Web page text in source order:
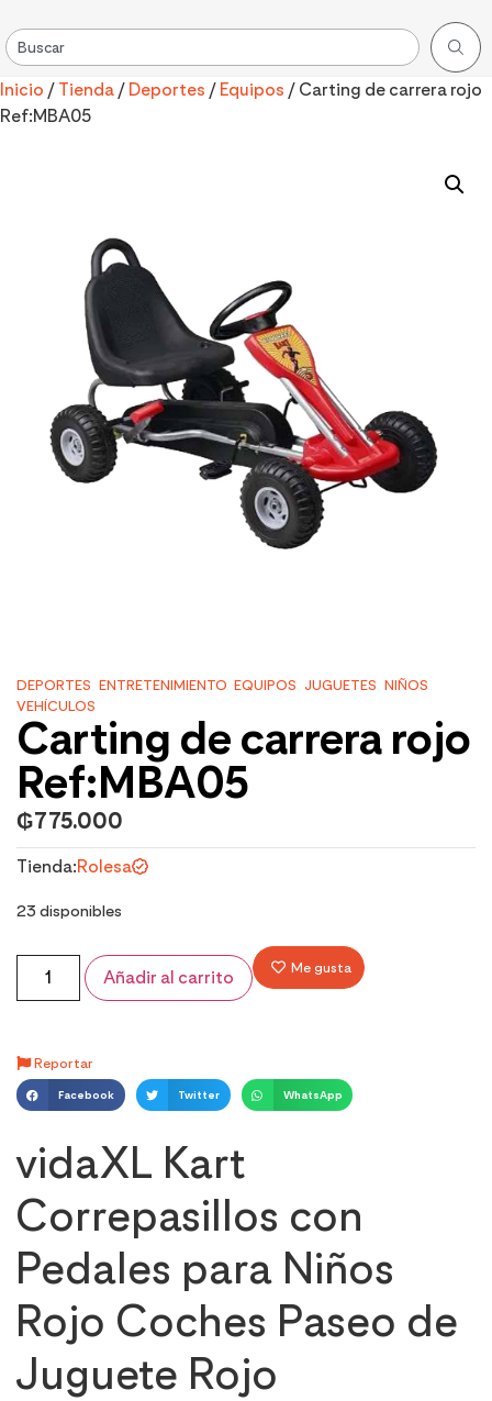
Inicio / Tienda / Deportes / Equipos / Carting de carrera rojo
Ref:MBA05
DEPORTES ENTRETENIMIENTO EQUIPOS JUGUETES NIÑOS
VEHÍCULOS
Carting de carrera rojo
Ref:MBA05
₲775.000
Tienda:Rolesa
23 disponibles
Añadir al carrito Me gusta
Reportar
Facebook Twitter WhatsApp
vidaXL Kart
Correpasillos con
Pedales para Niños
Rojo Coches Paseo de
Juguete Rojo